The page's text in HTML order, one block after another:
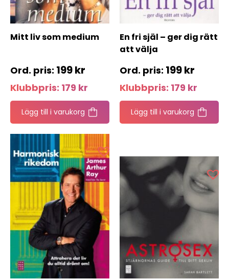
Mitt liv som medium
199kr
Klubbpris: 179 kr
Lägg till i varukorg
En fri själ – ger dig rätt
att välja
199kr
Klubbpris: 179 kr
Lägg till i varukorg